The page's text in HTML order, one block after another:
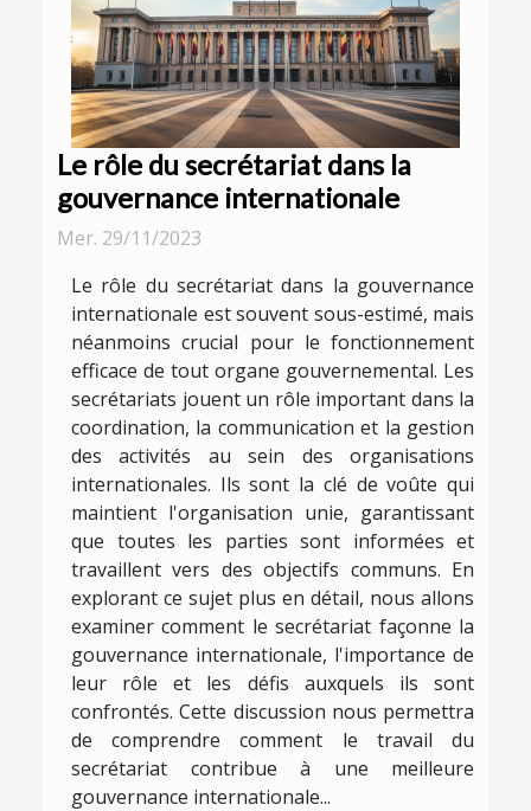
Le rôle du secrétariat dans la
gouvernance internationale
Mer. 29/11/2023
Le rôle du secrétariat dans la gouvernance
internationale est souvent sous-estimé, mais
néanmoins crucial pour le fonctionnement
efficace de tout organe gouvernemental. Les
secrétariats jouent un rôle important dans la
coordination, la communication et la gestion
des activités au sein des organisations
internationales. Ils sont la clé de voûte qui
maintient l'organisation unie, garantissant
que toutes les parties sont informées et
travaillent vers des objectifs communs. En
explorant ce sujet plus en détail, nous allons
examiner comment le secrétariat façonne la
gouvernance internationale, l'importance de
leur rôle et les défis auxquels ils sont
confrontés. Cette discussion nous permettra
de comprendre comment le travail du
secrétariat contribue à une meilleure
gouvernance internationale...